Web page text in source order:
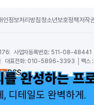
인정보처리방침 청소년보호정책저작
사업자등록번호: 511-08-48441
대표전화: 010-5896-3393 │팩스
RSS